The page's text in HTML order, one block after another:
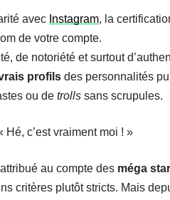
avec Instagram, la
de votre compte.
de notoriété et surtout
profils des personnalités
ou de trolls sans scrupules.
Hé, c’est vraiment moi ! »
au compte des méga
critères plutôt stricts. Mais